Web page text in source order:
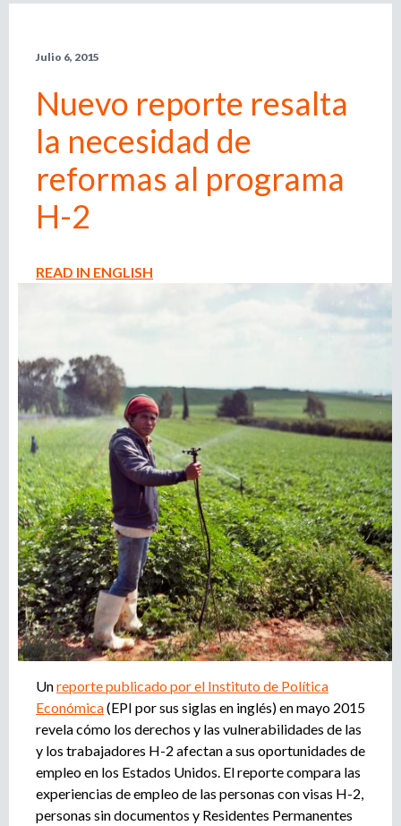
q
u
e
d
a
m
l
e
a
d
o
r
,
c
a
d
o
r
o
a
g
e
n
c
i
a
d
e
r
e
l
u
t
a
m
i
Julio 6, 2015
Nuevo reporte resalta
la necesidad de
reformas al programa
H-2
READ IN ENGLISH
Unreporte publicado por el Instituto de Política
Económica(EPI por sus siglas en inglés) en mayo 2015
revela cómo los derechos y las vulnerabilidades de las
y los trabajadores H-2 afectan a sus oportunidades de
empleo en los Estados Unidos. El reporte compara las
experiencias de empleo de las personas con visas H-2,
personas sin documentos y Residentes Permanentes